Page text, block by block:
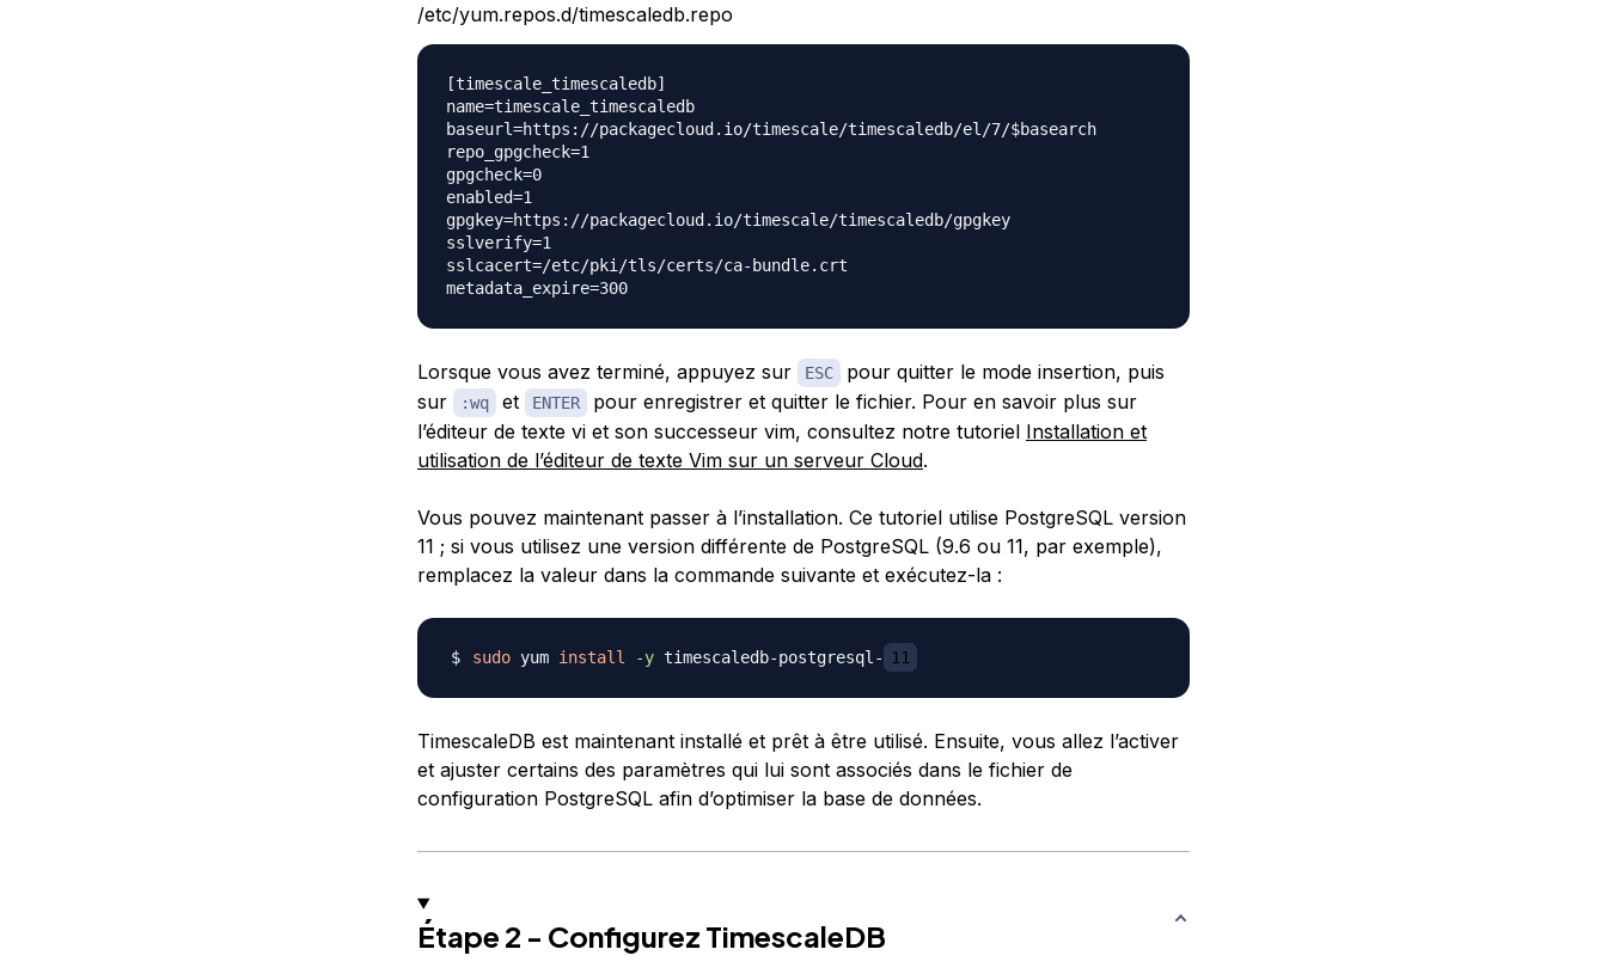
/etc/yum.repos.d/timescaledb.repo
[timescale_timescaledb]
name=timescale_timescaledb
baseurl=https://packagecloud.io/timescale/timescaledb/el/7/$basearch
repo_gpgcheck=1
gpgcheck=0
enabled=1
gpgkey=https://packagecloud.io/timescale/timescaledb/gpgkey
sslverify=1
sslcacert=/etc/pki/tls/certs/ca-bundle.crt
metadata_expire=300
Lorsque vous avez terminé, appuyez sur ESC
pour quitter le mode insertion, puis
sur
:wq et ENTER
pour enregistrer et quitter le fichier. Pour en savoir plus sur
l’éditeur de texte vi et son successeur vim, consultez notre tutoriel Installation et
utilisation de l’éditeur de texte Vim sur un serveur Cloud.
Vous pouvez maintenant passer à l’installation. Ce tutoriel utilise PostgreSQL version
11 ; si vous utilisez une version différente de PostgreSQL (9.6 ou 11, par exemple),
remplacez la valeur dans la commande suivante et exécutez-la :
sudo yum install -y timescaledb-postgresql- 11
TimescaleDB est maintenant installé et prêt à être utilisé. Ensuite, vous allez l’activer
et ajuster certains des paramètres qui lui sont associés dans le fichier de
configuration PostgreSQL afin d’optimiser la base de données.
Étape 2 - Configurez TimescaleDB